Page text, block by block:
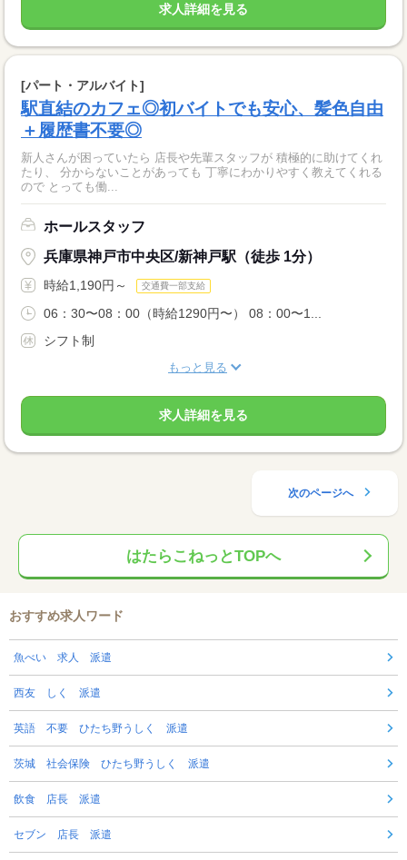
求人詳細を見る
[パート・アルバイト]
駅直結のカフェ◎初バイトでも安心、髪色自由
＋履歴書不要◎
新人さんが困っていたら 店長や先輩スタッフが 積極的に助けてくれ
たり、 分からないことがあっても 丁寧にわかりやすく教えてくれる
ので とっても働...
ホールスタッフ
兵庫県神戸市中央区/新神戸駅（徒歩 1分）
時給1,190円～ 交通費一部支給
06：30〜08：00（時給1290円〜） 08：00〜1...
シフト制
もっと見る
求人詳細を見る
次のページへ
はたらこねっとTOPへ
おすすめ求人ワード
魚べい 求人 派遣
西友 しく 派遣
英語 不要 ひたち野うしく 派遣
茨城 社会保険 ひたち野うしく 派遣
飲食 店長 派遣
セブン 店長 派遣